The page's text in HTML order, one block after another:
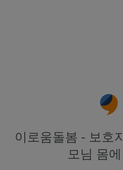
이로움돌봄 - 보호
모님 몸